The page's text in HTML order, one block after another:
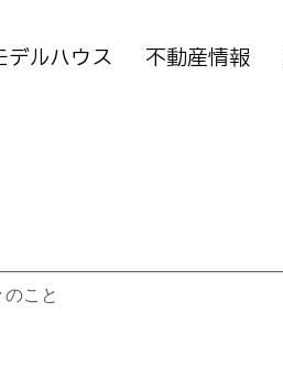
デルハウス 不動産情報
のこと